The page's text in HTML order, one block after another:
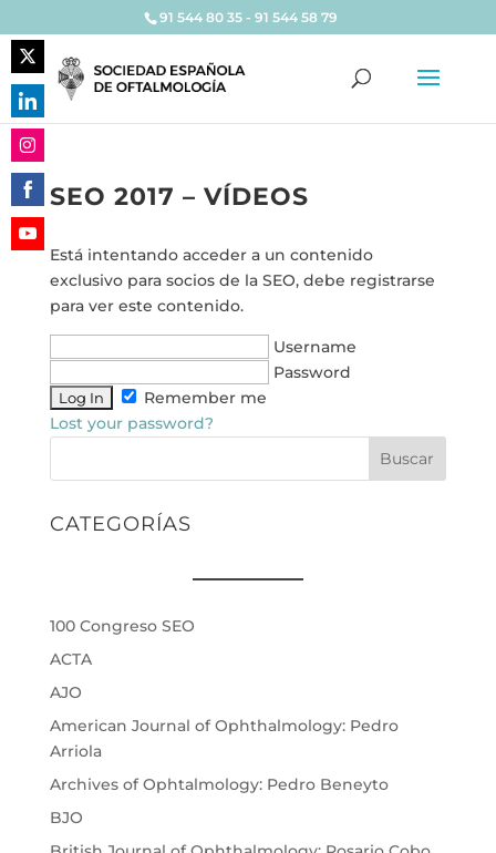
91 544 80 35 - 91 544 58 79
SEO 2017 – VÍDEOS
Está intentando acceder a un contenido
exclusivo para socios de la SEO, debe registrarse
para ver este contenido.
Username
Password
Remember me
Lost your password?
Buscar
CATEGORÍAS
100 Congreso SEO
ACTA
AJO
American Journal of Ophthalmology: Pedro
Arriola
Archives of Ophtalmology: Pedro Beneyto
BJO
Share
on
Twitter
Share
on
LinkedIn
Share
on
Instagram
Share
on
Share
YouTube